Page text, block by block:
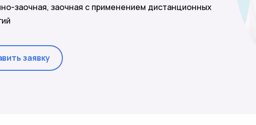
заочная, заочная с применением дистанционных
заявку